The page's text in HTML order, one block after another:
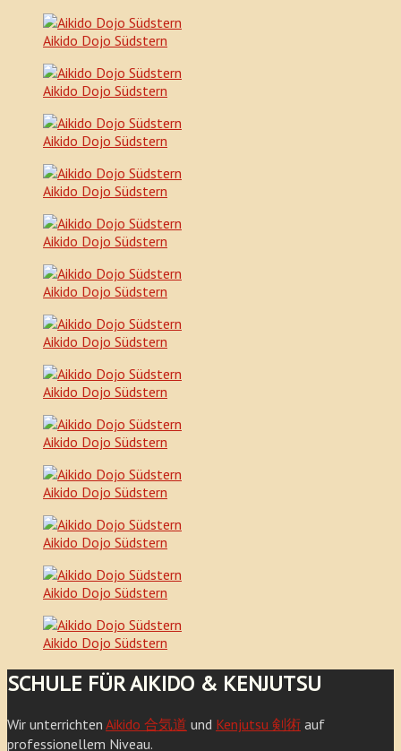
Aikido Dojo Südstern
Aikido Dojo Südstern
Aikido Dojo Südstern
Aikido Dojo Südstern
Aikido Dojo Südstern
Aikido Dojo Südstern
Aikido Dojo Südstern
Aikido Dojo Südstern
Aikido Dojo Südstern
Aikido Dojo Südstern
Aikido Dojo Südstern
Aikido Dojo Südstern
Aikido Dojo Südstern
SCHULE FÜR AIKIDO & KENJUTSU
Wir unterrichten Aikido 合気道 und Kenjutsu 剣術 auf
professionellem Niveau.